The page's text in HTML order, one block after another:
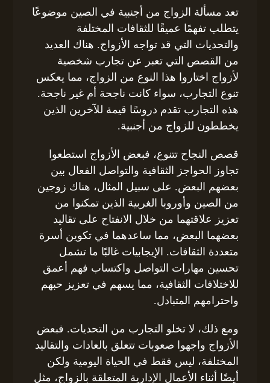
تعد مسألة الزواج من أجنبية في الصين موضوعًا
يتطلب تفهمًا عميقًا للثقافات المختلفة
والتحديات التي قد تواجه الأزواج. هناك العديد
من القصص التي تعبر عن تجارب شخصية
لأزواج اختاروا هذا النوع من الزواج، مما يعكس
تنوع التجارب، سواء كانت ناجحة أم غير ناجحة.
هذه التجارب تقدم دروسًا قيمة للآخرين الذين
يخططون للزواج من أجنبية.
قصص النجاح تتنوع، فبعض الأزواج استطعوا
تجاوز الحواجز الثقافية والتواصل الفعال بين
بعضهم البعض. على سبيل المثال، هناك زوجين
من الصين وأوروبا الغربية الذين تمكنوا من
تعزيز علاقتهما من خلال الانفتاح على تقاليد
بعضهما البعض، مما ساعدهما في تكوين أسرة
متعددة الثقافات. الإيجابيات غالبًا ما تشمل
تحسين مهارات التواصل واكتساب فهم أعمق
للاختلافات الثقافية، مما يسهم في تعزيز حبهم
واحترامهم المتبادل.
ومع ذلك، لا تخلو التجارب من التحديات. فبعض
الأزواج واجهوا صعوبات تتعلق بالعادات والتقاليد
المختلفة، ليس فقط في الحياة اليومية ولكن
أيضًا أثناء الأعمال الإدارية المتعلقة بالزواج، مثل